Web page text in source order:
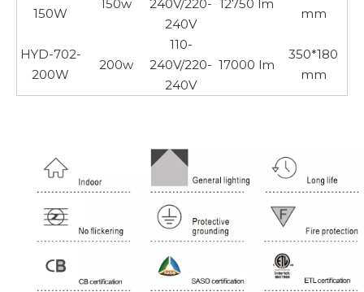
150W
150w
240V/220-
240V
12750 lm
mm
HYD-702-
200W
200w
110-
240V/220-
240V
17000 lm
350*180
mm